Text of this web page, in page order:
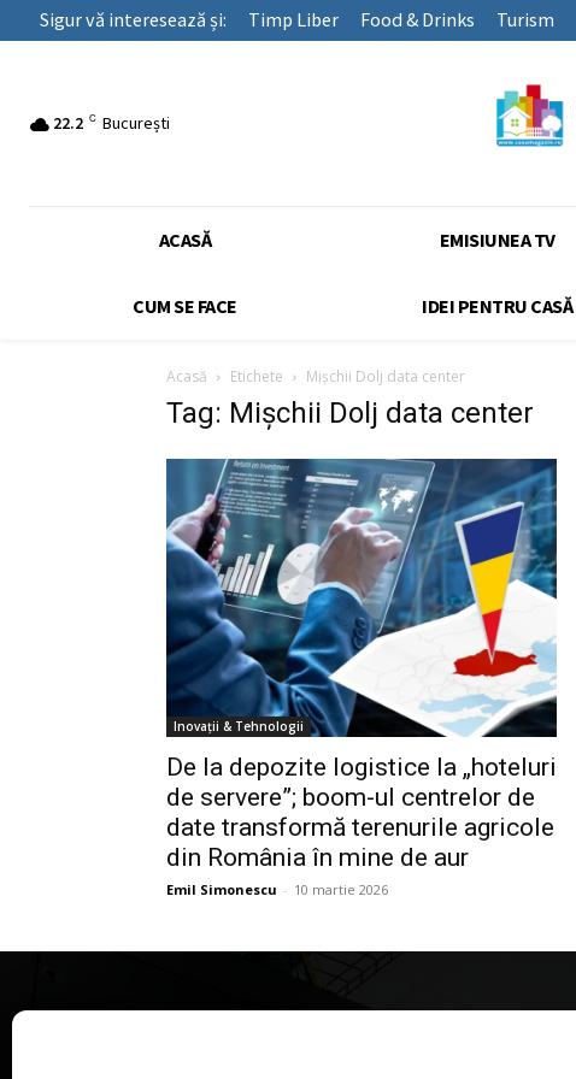
Sigur vă interesează și: Timp Liber Food & Drinks Turism
22.2 C București
ACASĂ EMISIUNEA TV
CUM SE FACE IDEI PENTRU CASĂ
Acasă Etichete Mișchii Dolj data center
Tag: Mișchii Dolj data center
Inovații & Tehnologii
De la depozite logistice la „hoteluri
de servere”; boom-ul centrelor de
date transformă terenurile agricole
din România în mine de aur
Emil Simonescu - 10 martie 2026